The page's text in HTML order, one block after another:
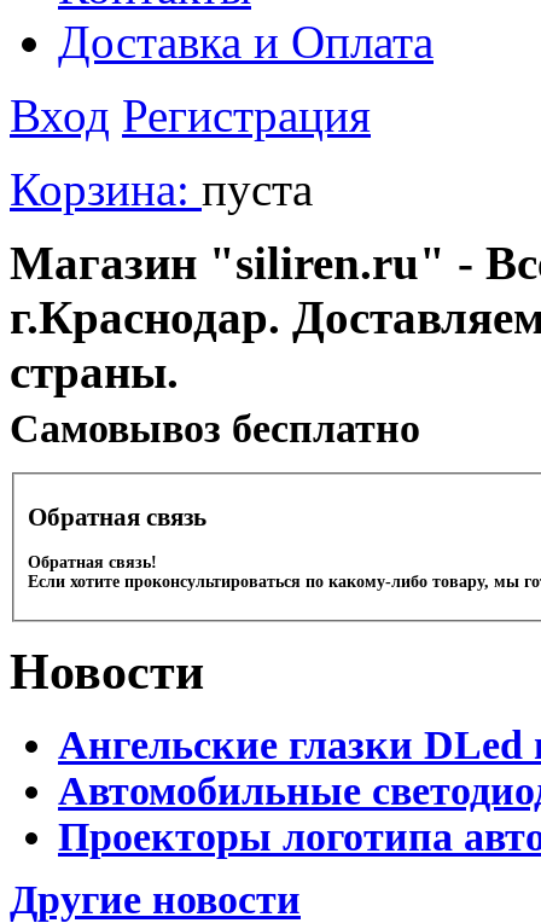
Доставка и Оплата
Вход Регистрация
Корзина: пуста
Магазин "siliren.ru" -
г.Краснодар.
страны.
Cамовывоз бесплатно
Обратная связь
Обратная связь!
Если хотите проконсультироваться по какому-либо товару, мы
Новости
Ангельские глазки DLed
Автомобильные
Проекторы логотипа
Другие новости